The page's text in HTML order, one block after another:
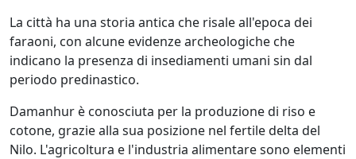
La città ha una storia antica che risale all'epoca dei
faraoni, con alcune evidenze archeologiche che
indicano la presenza di insediamenti umani sin dal
periodo predinastico.
Damanhur è conosciuta per la produzione di riso e
cotone, grazie alla sua posizione nel fertile delta del
Nilo. L'agricoltura e l'industria alimentare sono elementi